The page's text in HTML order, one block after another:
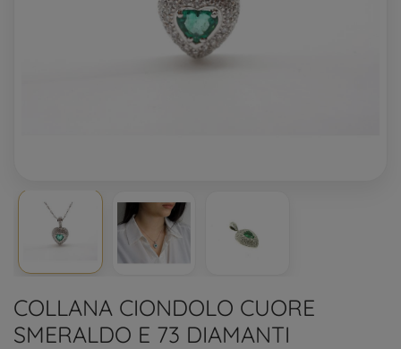
COLLANA CIONDOLO CUORE
SMERALDO E 73 DIAMANTI